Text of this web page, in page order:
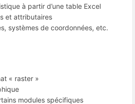
à partir d’une table Excel
et attributaires
systèmes de coordonnées, etc.
« raster »
modules spécifiques